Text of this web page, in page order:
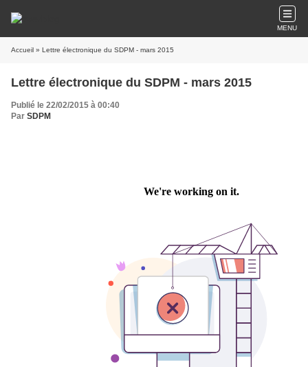
MENU
Accueil » Lettre électronique du SDPM - mars 2015
Lettre électronique du SDPM - mars 2015
Publié le 22/02/2015 à 00:40
Par SDPM